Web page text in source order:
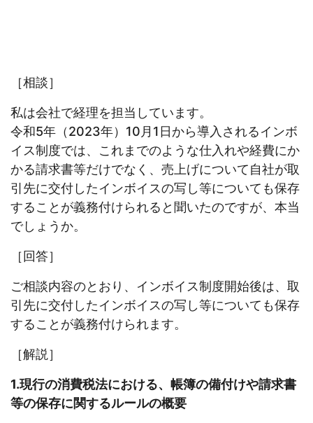
［相談］
私は会社で経理を担当しています。
令和5年（2023年）10月1日から導入されるインボ
イス制度では、これまでのような仕入れや経費にか
かる請求書等だけでなく、売上げについて自社が取
引先に交付したインボイスの写し等についても保存
することが義務付けられると聞いたのですが、本当
でしょうか。
［回答］
ご相談内容のとおり、インボイス制度開始後は、取
引先に交付したインボイスの写し等についても保存
することが義務付けられます。
［解説］
1.現行の消費税法における、帳簿の備付けや請求書
等の保存に関するルールの概要